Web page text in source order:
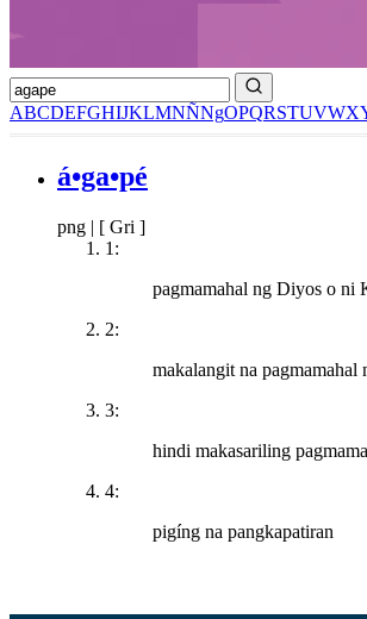
ABCDEFGHIJKLMNÑNgOPQRSTUVWX
á•ga•pé
png | [ Gri ]
1:
pagmamahal ng Diyos o ni
2:
makalangit na
3:
hindi makasariling
4:
pigíng na pangkapatiran